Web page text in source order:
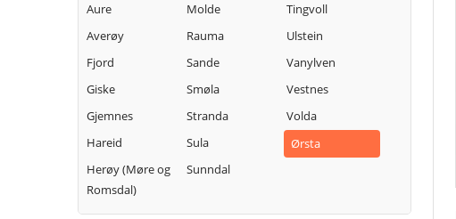
Aure
Averøy
Fjord
Giske
Gjemnes
Hareid
Herøy (Møre og
Romsdal)
Molde
Rauma
Sande
Smøla
Stranda
Sula
Sunndal
Tingvoll
Ulstein
Vanylven
Vestnes
Volda
Ørsta